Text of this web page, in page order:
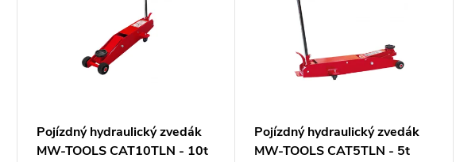
Pojízdný hydraulický zvedák
MW-TOOLS CAT10TLN - 10t
Pojízdný hydraulický zvedák
MW-TOOLS CAT5TLN - 5t